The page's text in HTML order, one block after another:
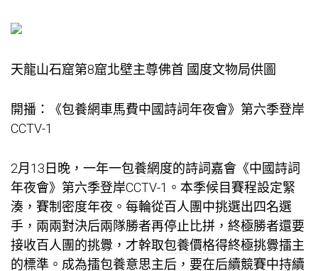
天龍山石窟第8窟北壁主尊佛首 國度文物局供圖
開播：《包養網車馬費中國詩詞年夜會》第六季登岸
CCTV-1
2月13日晚，一年一包養網度的詩詞嘉會《中國詩詞
年夜會》第六季登岸CCTV-1。本季候目賽程設定緊
湊，賽制密度年夜。每輪從百人團中挑選出四名選
手，兩兩對決后兩隊勝者再停止比拼，終極勝者還要
接收百人團的挑釁，才幹取包養價格得終極挑釁擂主
的標準。成為擂包養意思主后，要在后續競賽中持續